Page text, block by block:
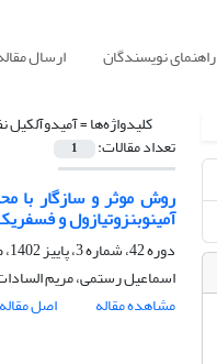
راهنمای نویسندگان ارسال
کلیدواژه‌ها =آمیدوآلکیل
تعداد مقالات: 1
آمینوبنزوتیازول و
دوره 42، شماره 3، پاییز 1402، صفحه
اسماعیل رستمی، مریم
مشاهده مقاله
اصل مقاله